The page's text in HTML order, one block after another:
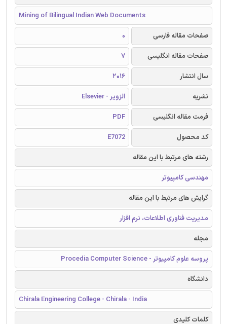
Mining of Bilingual Indian Web Documents
صفحات مقاله فارسی
0
صفحات مقاله انگلیسی
7
سال انتشار
2016
نشریه
الزویر - Elsevier
فرمت مقاله انگلیسی
PDF
کد محصول
E7072
رشته های مرتبط با این مقاله
مهندسی کامپیوتر
گرایش های مرتبط با این مقاله
مدیریت فناوری اطلاعات، نرم افزار
مجله
پروسه علوم کامپیوتر - Procedia Computer Science
دانشگاه
Chirala Engineering College - Chirala - India
کلمات کلیدی